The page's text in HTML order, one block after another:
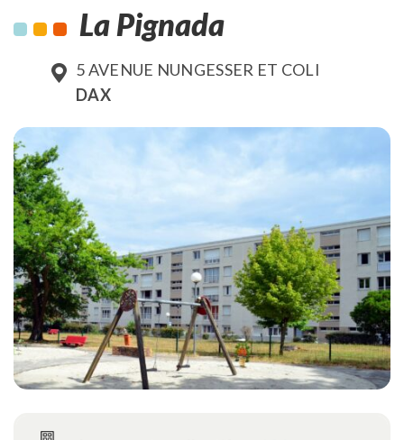
La Pignada
5 AVENUE NUNGESSER ET COLI
DAX